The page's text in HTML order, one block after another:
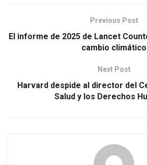
Previous Post
El informe de 2025 de Lancet
cambio climático
Next Post
Harvard despide al director del
Salud y los Derechos